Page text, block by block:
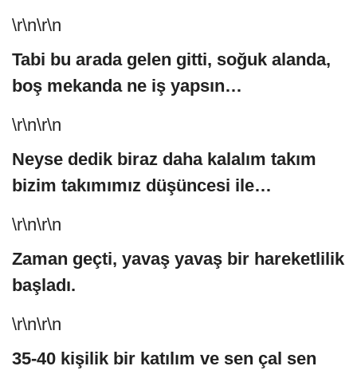
\r\n\r\n
Tabi bu arada gelen gitti, soğuk alanda,
boş mekanda ne iş yapsın…
\r\n\r\n
Neyse dedik biraz daha kalalım takım
bizim takımımız düşüncesi ile…
\r\n\r\n
Zaman geçti, yavaş yavaş bir hareketlilik
başladı.
\r\n\r\n
35-40 kişilik bir katılım ve sen çal sen